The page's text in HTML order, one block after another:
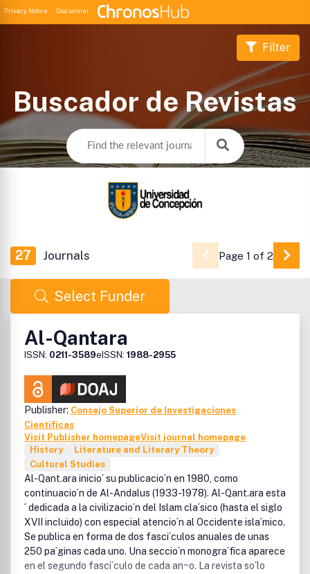
Privacy Notice Disclaimer
Buscador de Revistas
Filter
27 Journals Page 1 of 2 Go
Select Funder
Al-Qantara
ISSN: 0211-3589eISSN: 1988-2955
Publisher: Consejo Superior de Investigaciones
Científicas
Visit Publisher homepageVisit journal homepage
History
Literature and Literary Theory
Cultural Studies
Al-Qant.ara inicio´ su publicacio´n en 1980, como
continuacio´n de Al-Andalus (1933-1978). Al-Qant.ara esta
´ dedicada a la civilizacio´n del Islam cla´sico (hasta el siglo
XVII incluido) con especial atencio´n al Occidente isla´mico.
Se publica en forma de dos fasci´culos anuales de unas
250 pa´ginas cada uno. Una seccio´n monogra´fica aparece
en el segundo fasci´culo de cada an~o. La revista so´lo